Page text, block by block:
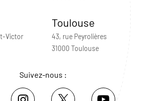
Victor
Toulouse
43, rue Peyrolières
31000 Toulouse
Suivez-nous :